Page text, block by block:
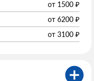
от 1500 ₽
от 6200 ₽
от 3100 ₽